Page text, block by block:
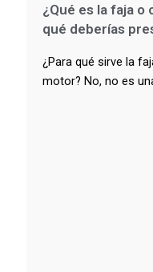
¿Qué es la faja o
qué deberías
¿Para qué sirve la
motor? No, no es